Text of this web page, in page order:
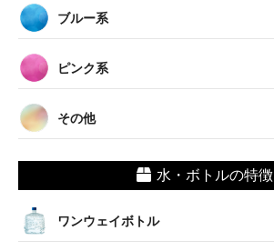
ブルー系
ピンク系
その他
水・ボトルの特徴
ワンウェイボトル